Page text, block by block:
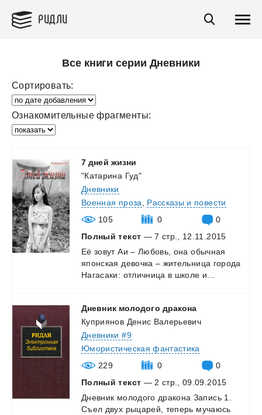
РИДЛИ
Все книги серии Дневники
Сортировать:
Ознакомительные фрагменты:
7 дней жизни
"Катарина Гуд"
Дневники
Военная проза
Рассказы и повести
105
0
0
Полный текст — 7 стр., 12.11.2015
Её зовут Аи – Любовь, она обычная
японская девочка – жительница города
Нагасаки: отличница в школе и...
Дневник молодого дракона
Куприянов Денис Валерьевич
Дневники #9
Юмористическая фантастика
229
0
0
Полный текст — 2 стр., 09.09.2015
Дневник молодого дракона Запись 1.
Съел двух рыцарей, теперь мучаюсь